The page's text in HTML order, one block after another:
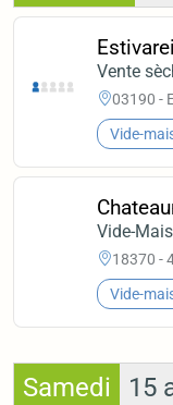
Vente
03190 -
Vide-
Vide-
18370 -
Vide-
Samedi 15